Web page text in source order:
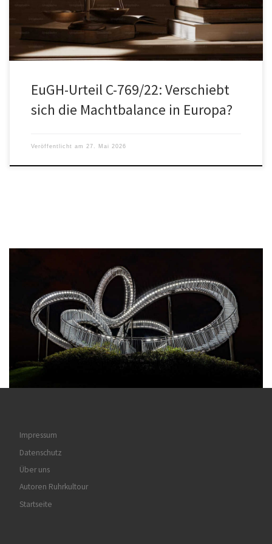
EuGH-Urteil C-769/22: Verschiebt
sich die Machtbalance in Europa?
Veröffentlicht am 27. Mai 2026
Impressum
Datenschutz
Über uns
Autoren Ruhrkultour
Startseite